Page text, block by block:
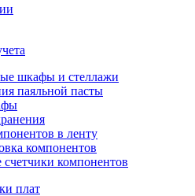
шкафы и стеллажи
паяльной пасты
в ленту
компонентов
счетчики компонентов
плат